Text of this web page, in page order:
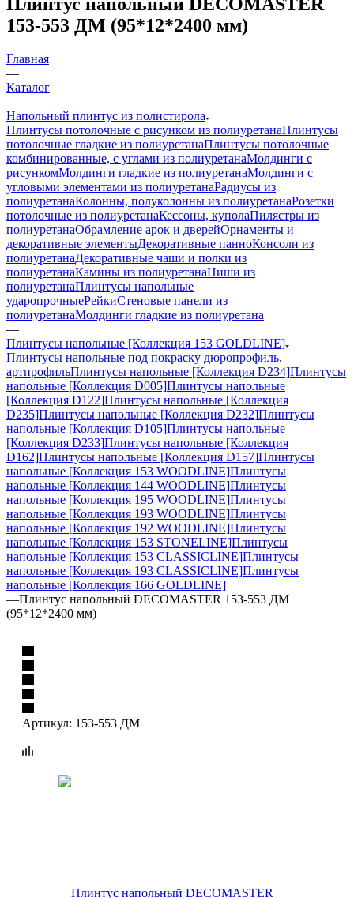
153-553 ДМ (95*12*2400 мм)
Главная
—
Каталог
—
Напольный плинтус из полистирола
Плинтусы потолочные с рисунком из полиуретанаПлинтусы
потолочные гладкие из полиуретанаПлинтусы потолочные
комбинированные, с углами из полиуретанаМолдинги c
рисункомМолдинги гладкие из полиуретанаМолдинги с
угловыми элементами из полиуретанаРадиусы из
полиуретанаКолонны, полуколонны из полиуретанаРозетки
потолочные из полиуретанаКессоны, куполаПилястры из
полиуретанаОбрамление арок и дверейОрнаменты и
декоративные элементыДекоративные панноКонсоли из
полиуретанаДекоративные чаши и полки из
полиуретанаКамины из полиуретанаНиши из
полиуретанаПлинтусы напольные
ударопрочныеРейкиСтеновые панели из
полиуретанаМолдинги гладкие из полиуретана
—
Плинтусы напольные [Коллекция 153 GOLDLINE]
Плинтусы напольные под покраску дюропрофиль,
артпрофильПлинтусы напольные [Коллекция D234]Плинтусы
напольные [Коллекция D005]Плинтусы напольные
[Коллекция D122]Плинтусы напольные [Коллекция
D235]Плинтусы напольные [Коллекция D232]Плинтусы
напольные [Коллекция D105]Плинтусы напольные
[Коллекция D233]Плинтусы напольные [Коллекция
D162]Плинтусы напольные [Коллекция D157]Плинтусы
напольные [Коллекция 153 WOODLINE]Плинтусы
напольные [Коллекция 144 WOODLINE]Плинтусы
напольные [Коллекция 195 WOODLINE]Плинтусы
напольные [Коллекция 193 WOODLINE]Плинтусы
напольные [Коллекция 192 WOODLINE]Плинтусы
напольные [Коллекция 153 STONELINE]Плинтусы
напольные [Коллекция 153 CLASSICLINE]Плинтусы
напольные [Коллекция 193 CLASSICLINE]Плинтусы
напольные [Коллекция 166 GOLDLINE]
—Плинтус напольный DECOMASTER 153-553 ДМ
(95*12*2400 мм)
Артикул: 153-553 ДМ